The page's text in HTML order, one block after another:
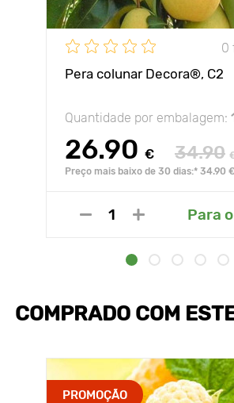
0
Pera colunar Decora®, C2
Quantidade por embalagem:
26.90 € 34.90
Preço mais baixo de 30 dias:* 34.90
Para
COMPRADO COM
PROMOÇÃO